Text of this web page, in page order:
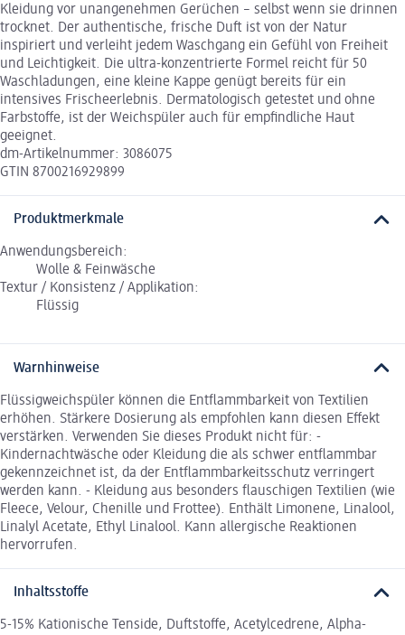
Kleidung vor unangenehmen Gerüchen – selbst wenn sie drinnen
trocknet. Der authentische, frische Duft ist von der Natur
inspiriert und verleiht jedem Waschgang ein Gefühl von Freiheit
und Leichtigkeit. Die ultra-konzentrierte Formel reicht für 50
Waschladungen, eine kleine Kappe genügt bereits für ein
intensives Frischeerlebnis. Dermatologisch getestet und ohne
Farbstoffe, ist der Weichspüler auch für empfindliche Haut
geeignet.
dm-Artikelnummer: 3086075
GTIN 8700216929899
Produktmerkmale
Anwendungsbereich:
Wolle & Feinwäsche
Textur / Konsistenz / Applikation:
Flüssig
Warnhinweise
Flüssigweichspüler können die Entflammbarkeit von Textilien
erhöhen. Stärkere Dosierung als empfohlen kann diesen Effekt
verstärken. Verwenden Sie dieses Produkt nicht für: -
Kindernachtwäsche oder Kleidung die als schwer entflammbar
gekennzeichnet ist, da der Entflammbarkeitsschutz verringert
werden kann. - Kleidung aus besonders flauschigen Textilien (wie
Fleece, Velour, Chenille und Frottee). Enthält Limonene, Linalool,
Linalyl Acetate, Ethyl Linalool. Kann allergische Reaktionen
hervorrufen.
Inhaltsstoffe
5-15% Kationische Tenside, Duftstoffe, Acetylcedrene, Alpha-